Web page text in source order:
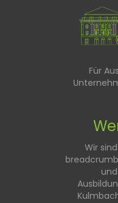
Für
Wir